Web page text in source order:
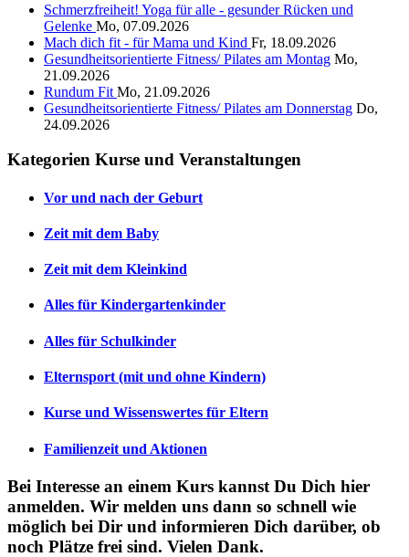
Schmerzfreiheit! Yoga für alle - gesunder Rücken und
Gelenke Mo, 07.09.2026
Mach dich fit - für Mama und Kind Fr, 18.09.2026
Gesundheitsorientierte Fitness/ Pilates am Montag Mo,
21.09.2026
Rundum Fit Mo, 21.09.2026
Gesundheitsorientierte Fitness/ Pilates am Donnerstag Do,
24.09.2026
Kategorien Kurse und Veranstaltungen
Vor und nach der Geburt
Zeit mit dem Baby
Zeit mit dem Kleinkind
Alles für Kindergartenkinder
Alles für Schulkinder
Elternsport (mit und ohne Kindern)
Kurse und Wissenswertes für Eltern
Familienzeit und Aktionen
Bei Interesse an einem Kurs kannst Du Dich hier
anmelden. Wir melden uns dann so schnell wie
möglich bei Dir und informieren Dich darüber, ob
noch Plätze frei sind. Vielen Dank.